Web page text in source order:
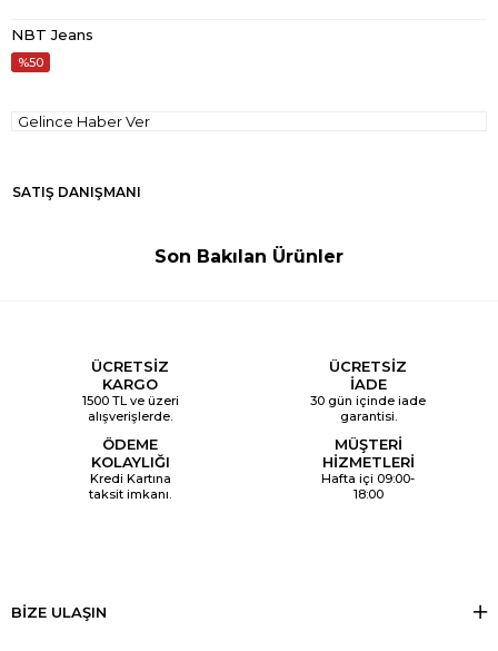
NBT Jeans
50
Gelince Haber Ver
SATIŞ DANIŞMANI
Son Bakılan Ürünler
ÜCRETSİZ
KARGO
1500 TL ve üzeri
alışverişlerde.
ÜCRETSİZ
İADE
30 gün içinde iade
garantisi.
ÖDEME
KOLAYLIĞI
Kredi Kartına
taksit imkanı.
MÜŞTERİ
HİZMETLERİ
Hafta içi 09:00-
18:00
BİZE ULAŞIN